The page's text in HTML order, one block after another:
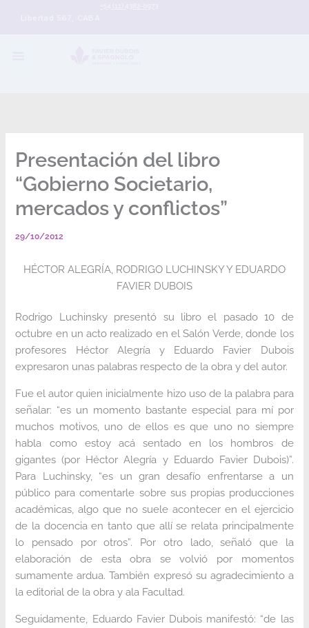
Presentación del libro
“Gobierno Societario,
mercados y conflictos”
29/10/2012
HÉCTOR ALEGRÍA, RODRIGO LUCHINSKY Y EDUARDO
FAVIER DUBOIS
Rodrigo Luchinsky presentó su libro el pasado 10 de
octubre en un acto realizado en el Salón Verde, donde los
profesores Héctor Alegría y Eduardo Favier Dubois
expresaron unas palabras respecto de la obra y del autor.
Fue el autor quien inicialmente hizo uso de la palabra para
señalar: “es un momento bastante especial para mí por
muchos motivos, uno de ellos es que uno no siempre
habla como estoy acá sentado en los hombros de
gigantes (por Héctor Alegría y Eduardo Favier Dubois)”.
Para Luchinsky, “es un gran desafío enfrentarse a un
público para comentarle sobre sus propias producciones
académicas, algo que no suele acontecer en el ejercicio
de la docencia en tanto que allí se relata principalmente
lo pensado por otros”. Por otro lado, señaló que la
elaboración de esta obra se volvió por momentos
sumamente ardua. También expresó su agradecimiento a
la editorial de la obra y ala Facultad.
Seguidamente, Eduardo Favier Dubois manifestó: “de las